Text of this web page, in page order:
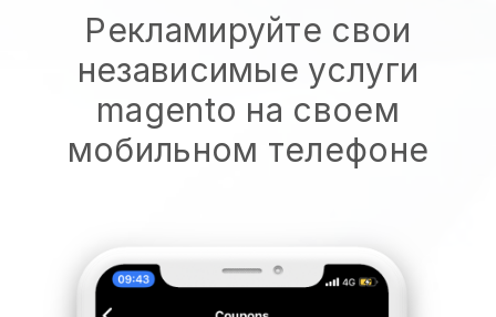
Рекламируйте свои
независимые услуги
magento на своем
мобильном телефоне